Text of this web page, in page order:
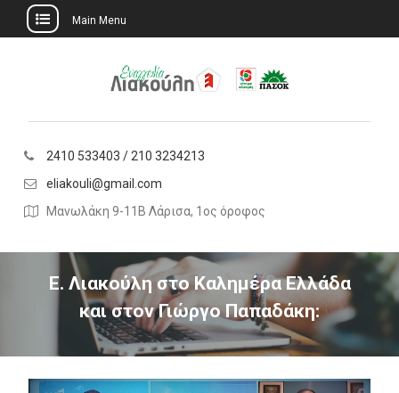
Main Menu
2410 533403 / 210 3234213
eliakouli@gmail.com
Μανωλάκη 9-11Β Λάρισα, 1ος όροφος
Ε. Λιακούλη στο Καλημέρα Ελλάδα
και στον Γιώργο Παπαδάκη: